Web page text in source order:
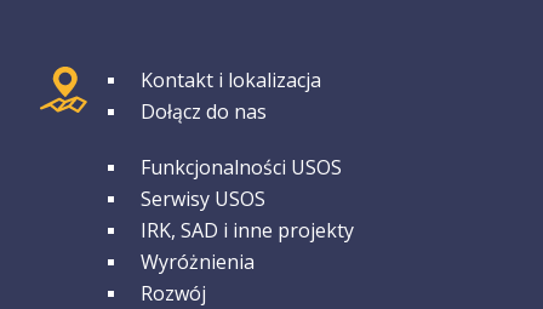
GRUPA 1Kontakt i lokalizacja
Dołącz do nas
GRUPA 2Funkcjonalności USOS
Serwisy USOS
IRK, SAD i inne projekty
Wyróżnienia
Rozwój